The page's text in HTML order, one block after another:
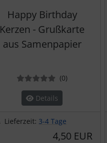
Happy Birthday
Kerzen - Grußkarte
aus Samenpapier
(0Bewertungen
)
Details
Lieferzeit: 3-4 Tage
4,50 EUR